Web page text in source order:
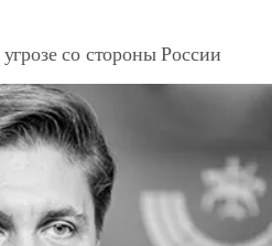
со стороны России